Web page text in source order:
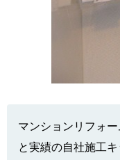
マンションリフォ
と実績の自社施工キ